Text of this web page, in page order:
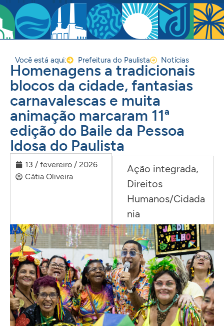
Você está aqui: Prefeitura do Paulista Notícias
Homenagens a tradicionais
blocos da cidade, fantasias
carnavalescas e muita
animação marcaram 11ª
edição do Baile da Pessoa
Idosa do Paulista
13 / fevereiro / 2026
Cátia Oliveira
Ação integrada,
Direitos
Humanos/Cidada
nia